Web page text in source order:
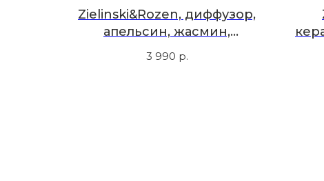
Zielinski&Rozen, диффузор,
апельсин, жасмин,
ваниль, 85 мл
3 990 р.